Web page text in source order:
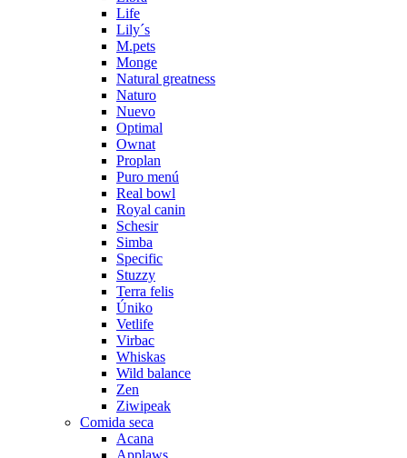
Life
Lily´s
M.pets
Monge
Natural greatness
Naturo
Nuevo
Optimal
Ownat
Proplan
Puro menú
Real bowl
Royal canin
Schesir
Simba
Specific
Stuzzy
Terra felis
Úniko
Vetlife
Virbac
Whiskas
Wild balance
Zen
Ziwipeak
Comida seca
Acana
Applaws